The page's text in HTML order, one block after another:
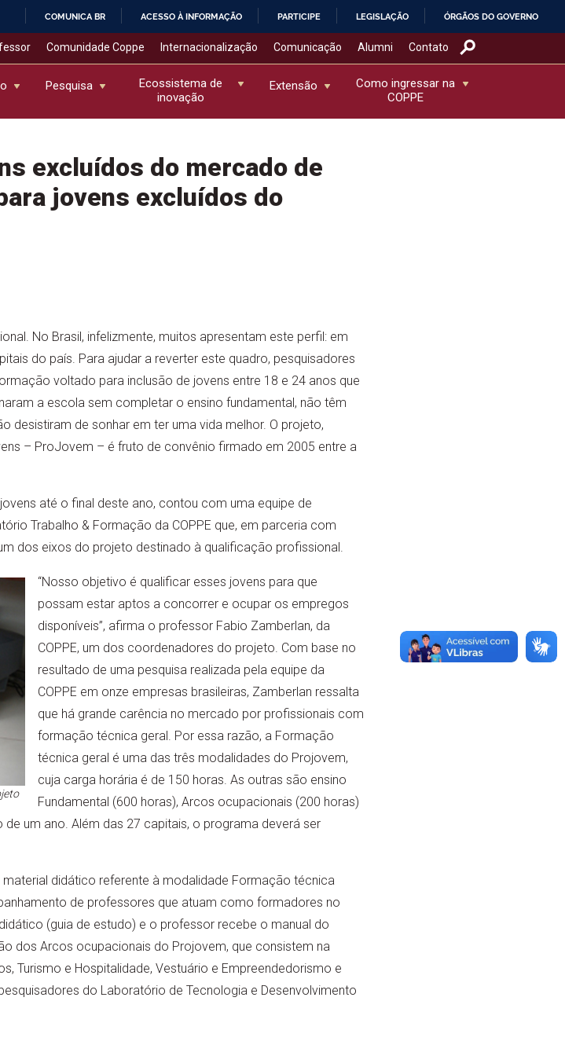
COMUNICA BR ACESSO À INFORMAÇÃO PARTICIPE LEGISLAÇÃO ÓRGÃOS DO GOVERNO
Comunidade Coppe Internacionalização Comunicação Alumni Contato
Pesquisa
Ecossistema de
inovação
Extensão
Como ingressar na
COPPE
excluídos do mercado de
jovens excluídos do
No Brasil, infelizmente, muitos apresentam este perfil: em
do país. Para ajudar a reverter este quadro, pesquisadores
voltado para inclusão de jovens entre 18 e 24 anos que
a escola sem completar o ensino fundamental, não têm
desistiram de sonhar em ter uma vida melhor. O projeto,
– ProJovem – é fruto de convênio firmado em 2005 entre a
até o final deste ano, contou com uma equipe de
Trabalho & Formação da COPPE que, em parceria com
dos eixos do projeto destinado à qualificação profissional.
“Nosso objetivo é qualificar esses jovens para que
possam estar aptos a concorrer e ocupar os empregos
disponíveis”, afirma o professor Fabio Zamberlan, da
COPPE, um dos coordenadores do projeto. Com base no
resultado de uma pesquisa realizada pela equipe da
COPPE em onze empresas brasileiras, Zamberlan ressalta
que há grande carência no mercado por profissionais com
formação técnica geral. Por essa razão, a Formação
técnica geral é uma das três modalidades do Projovem,
cuja carga horária é de 150 horas. As outras são ensino
Fundamental (600 horas), Arcos ocupacionais (200 horas)
um ano. Além das 27 capitais, o programa deverá ser
didático referente à modalidade Formação técnica
de professores que atuam como formadores no
(guia de estudo) e o professor recebe o manual do
dos Arcos ocupacionais do Projovem, que consistem na
Turismo e Hospitalidade, Vestuário e Empreendedorismo e
do Laboratório de Tecnologia e Desenvolvimento